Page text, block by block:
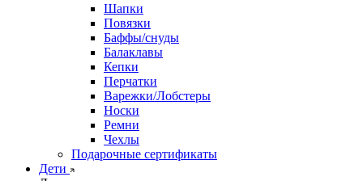
Шапки
Повязки
Баффы/снуды
Балаклавы
Кепки
Перчатки
Варежки/Лобстеры
Носки
Ремни
Чехлы
Подарочные сертификаты
Дети